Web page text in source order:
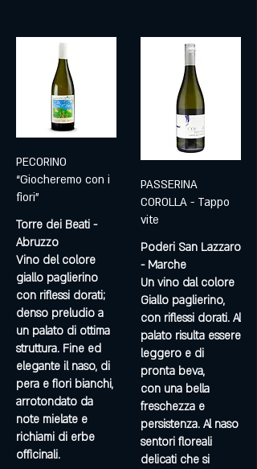
PECORINO
“Giocheremo con i
fiori”
Torre dei Beati -
Abruzzo
Vino del colore
giallo paglierino
con riflessi dorati;
denso preludio a
un palato di ottima
struttura. Fine ed
elegante il naso, di
pera e fiori bianchi,
arrotondato da
note mielate e
richiami di erbe
officinali.
PASSERINA
COROLLA - Tappo
vite
Poderi San Lazzaro
- Marche
Un vino dal colore
Giallo paglierino,
con riflessi dorati. Al
palato risulta essere
leggero e di
pronta beva,
con una bella
freschezza e
persistenza. Al naso
sentori floreali
delicati che si